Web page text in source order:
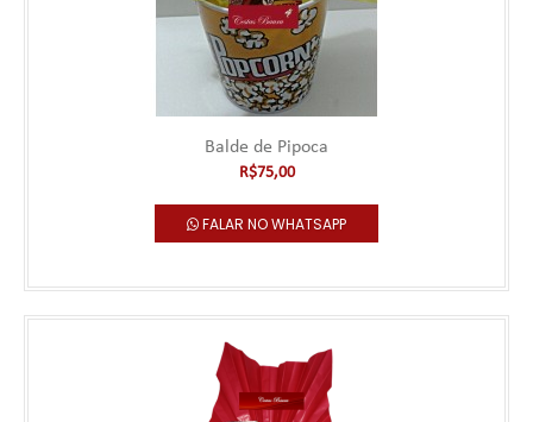
Balde de Pipoca
R$75,00
Balde de Pipoca
R$75,00
FALAR NO WHATSAPP